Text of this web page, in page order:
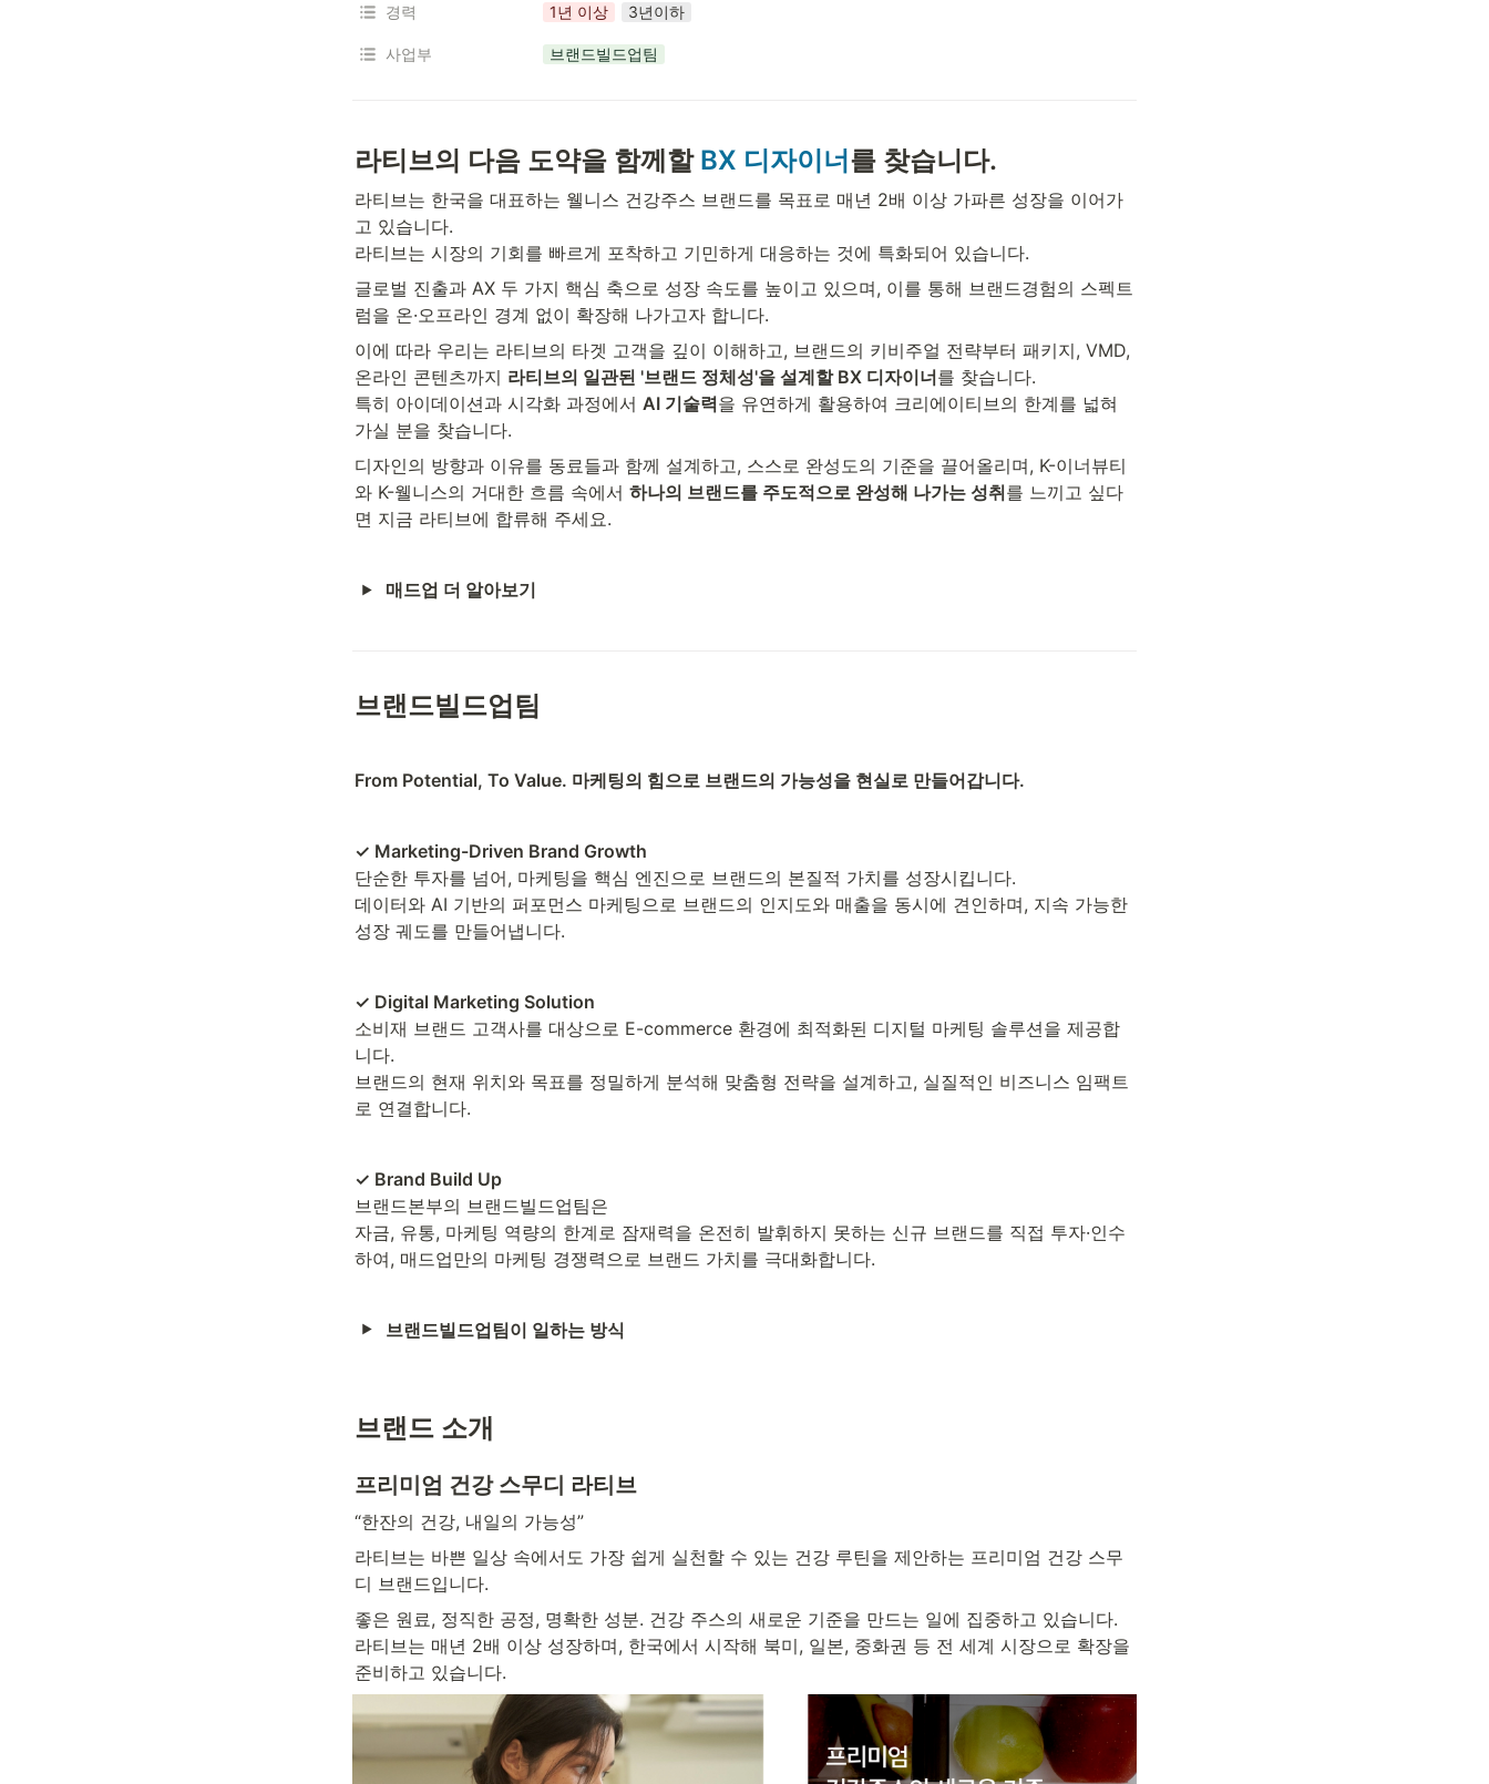
경력 1년 이상 3년이하
사업부 브랜드빌드업팀
라티브의 다음 도약을 함께할 BX 디자이너 를 찾습니다.
라티브는 한국을 대표하는 웰니스 건강주스 브랜드를 목표로 매년 2배 이상 가파른 성장을 이어가
고 있습니다.
라티브는 시장의 기회를 빠르게 포착하고 기민하게 대응하는 것에 특화되어 있습니다.
글로벌 진출과 AX 두 가지 핵심 축으로 성장 속도를 높이고 있으며, 이를 통해 브랜드경험의 스펙트
럼을 온·오프라인 경계 없이 확장해 나가고자 합니다.
이에 따라 우리는 라티브의 타겟 고객을 깊이 이해하고, 브랜드의 키비주얼 전략부터 패키지, VMD,
온라인 콘텐츠까지 라티브의 일관된 '브랜드 정체성'을 설계할 BX 디자이너를 찾습니다.
특히 아이데이션과 시각화 과정에서 AI 기술력을 유연하게 활용하여 크리에이티브의 한계를 넓혀
가실 분을 찾습니다.
디자인의 방향과 이유를 동료들과 함께 설계하고, 스스로 완성도의 기준을 끌어올리며, K-이너뷰티
와 K-웰니스의 거대한 흐름 속에서 하나의 브랜드를 주도적으로 완성해 나가는 성취를 느끼고 싶다
면 지금 라티브에 합류해 주세요.
매드업 더 알아보기
브랜드빌드업팀
From Potential, To Value. 마케팅의 힘으로 브랜드의 가능성을 현실로 만들어갑니다.
✓ Marketing-Driven Brand Growth
단순한 투자를 넘어, 마케팅을 핵심 엔진으로 브랜드의 본질적 가치를 성장시킵니다.
데이터와 AI 기반의 퍼포먼스 마케팅으로 브랜드의 인지도와 매출을 동시에 견인하며, 지속 가능한
성장 궤도를 만들어냅니다.
✓ Digital Marketing Solution
소비재 브랜드 고객사를 대상으로 E-commerce 환경에 최적화된 디지털 마케팅 솔루션을 제공합
니다.
브랜드의 현재 위치와 목표를 정밀하게 분석해 맞춤형 전략을 설계하고, 실질적인 비즈니스 임팩트
로 연결합니다.
✓ Brand Build Up
브랜드본부의 브랜드빌드업팀은
자금, 유통, 마케팅 역량의 한계로 잠재력을 온전히 발휘하지 못하는 신규 브랜드를 직접 투자·인수
하여, 매드업만의 마케팅 경쟁력으로 브랜드 가치를 극대화합니다.
브랜드빌드업팀이 일하는 방식
브랜드 소개
프리미엄 건강 스무디 라티브
“한잔의 건강, 내일의 가능성”
라티브는 바쁜 일상 속에서도 가장 쉽게 실천할 수 있는 건강 루틴을 제안하는 프리미엄 건강 스무
디 브랜드입니다.
좋은 원료, 정직한 공정, 명확한 성분. 건강 주스의 새로운 기준을 만드는 일에 집중하고 있습니다.
라티브는 매년 2배 이상 성장하며, 한국에서 시작해 북미, 일본, 중화권 등 전 세계 시장으로 확장을
준비하고 있습니다.